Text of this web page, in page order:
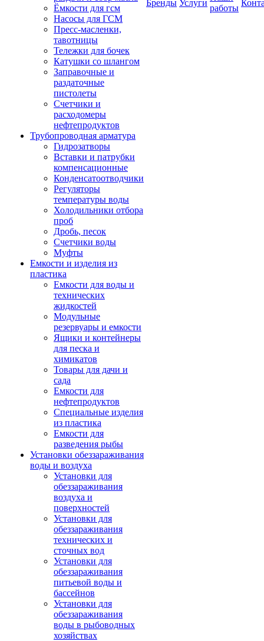
Ёмкости для гсм
Насосы для ГСМ
Пресс-масленки,
тавотницы
Тележки для бочек
Катушки со шлангом
Заправочные и
раздаточные
пистолеты
Счетчики и
расходомеры
нефтепродуктов
Трубопроводная арматура
Гидрозатворы
Вставки и патрубки
компенсационные
Конденсатоотводчики
Регуляторы
температуры воды
Холодильники отбора
проб
Дробь, песок
Счетчики воды
Муфты
Емкости и изделия из
пластика
Емкости для воды и
технических
жидкостей
Модульные
резервуары и емкости
Ящики и контейнеры
для песка и
химикатов
Товары для дачи и
сада
Емкости для
нефтепродуктов
Специальные изделия
из пластика
Емкости для
разведения рыбы
Установки обеззараживания
воды и воздуха
Установки для
обеззараживания
воздуха и
поверхностей
Установки для
обеззараживания
технических и
сточных вод
Установки для
обеззараживания
питьевой воды и
бассейнов
Установки для
обеззараживания
воды в рыбоводных
хозяйствах
Бренды Услуги
работы